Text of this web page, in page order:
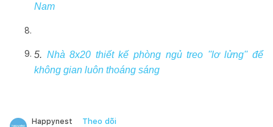
Nam
5. Nhà 8x20 thiết kế phòng ngủ treo ''lơ lửng'' để
không gian luôn thoáng sáng
Happynest Theo dõi